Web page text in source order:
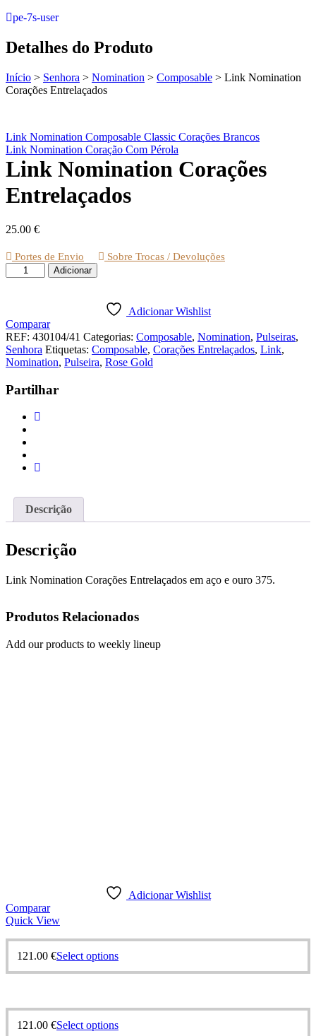
pe-7s-user
Detalhes do Produto
Início > Senhora > Nomination > Composable > Link Nomination
Corações Entrelaçados
Link Nomination Composable Classic Corações Brancos
Link Nomination Coração Com Pérola
Link Nomination Corações
Entrelaçados
25.00 €
Portes de Envio Sobre Trocas / Devoluções
Quantidade
de
Corações
Entrelaçados
Adicionar
Adicionar Wishlist
Comparar
REF: 430104/41 Categorias: Composable, Nomination, Pulseiras,
Senhora Etiquetas: Composable, Corações Entrelaçados, Link,
Nomination, Pulseira, Rose Gold
Partilhar
Descrição
Descrição
Link Nomination Corações Entrelaçados em aço e ouro 375.
Produtos Relacionados
Add our products to weekly lineup
Adicionar Wishlist
Comparar
Quick View
121.00 €Select optionsThis
variants.
options
121.00 €Select optionsThis